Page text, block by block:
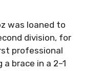
was loaned to
division, for
professional
brace in a 2–1